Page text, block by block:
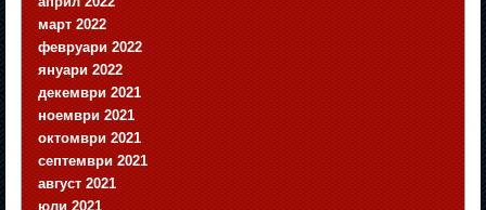
март 2022
февруари 2022
януари 2022
декември 2021
ноември 2021
октомври 2021
септември 2021
август 2021
юли 2021